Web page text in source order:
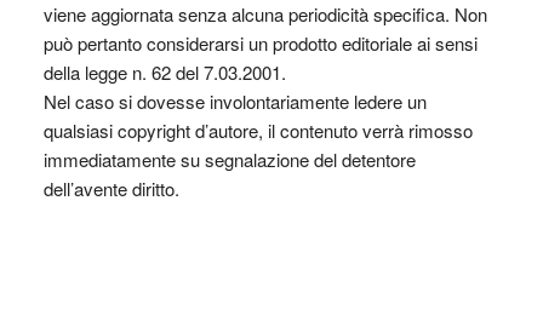
viene aggiornata senza alcuna periodicità specifica. Non
può pertanto considerarsi un prodotto editoriale ai sensi
della legge n. 62 del 7.03.2001.
Nel caso si dovesse involontariamente ledere un
qualsiasi copyright d’autore, il contenuto verrà rimosso
immediatamente su segnalazione del detentore
dell’avente diritto.